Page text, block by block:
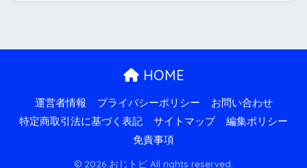
HOME
運営者情報 プライバシーポリシー
お問い合わせ
特定商取引法に基づく表記
サイトマップ
編集ポリシー
免責事項
© 2026 おじトピ All rights reserved.